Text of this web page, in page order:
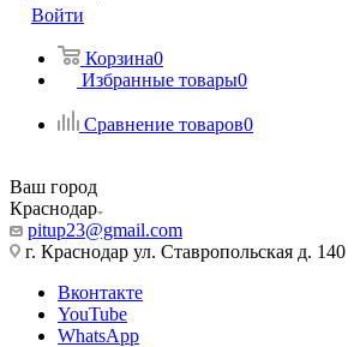
Войти
Корзина0
Избранные товары0
Сравнение товаров0
Ваш город
Краснодар
pitup23@gmail.com
г. Краснодар ул. Ставропольская д. 140
Вконтакте
YouTube
WhatsApp